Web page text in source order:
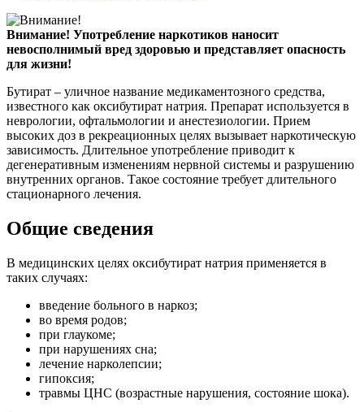
Внимание! Употребление наркотиков наносит
невосполнимый вред здоровью и представляет опасность
для жизни!
Бутират – уличное название медикаментозного средства,
известного как оксибутират натрия. Препарат используется в
неврологии, офтальмологии и анестезиологии. Прием
высоких доз в рекреационных целях вызывает наркотическую
зависимость. Длительное употребление приводит к
дегенеративным изменениям нервной системы и разрушению
внутренних органов. Такое состояние требует длительного
стационарного лечения.
Общие сведения
В медицинских целях оксибутират натрия применяется в
таких случаях:
введение больного в наркоз;
во время родов;
при глаукоме;
при нарушениях сна;
лечение нарколепсии;
гипоксия;
травмы ЦНС (возрастные нарушения, состояние шока).